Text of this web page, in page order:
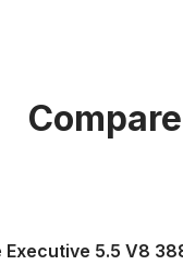
Executive 5.5 V8